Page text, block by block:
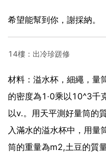
希望能幫到你，謝採納。
14樓：出冷珍蹉修
材料：溢水杯，細繩，量
的密度為1·0乘以10^3千
以v.。用天平測好量筒的
入滿水的溢水杯中，用量
筒的重量為m2,土豆的質